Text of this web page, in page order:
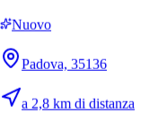
9.Ginevra
Nuovo
Nuovo
Padova, 35136
a 2,8 km di distanza